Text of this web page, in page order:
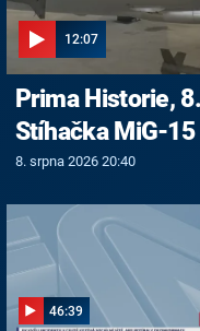
12:07
Prima Historie,
Stíhačka MiG-15
8. srpna 2026 20:40
46:39